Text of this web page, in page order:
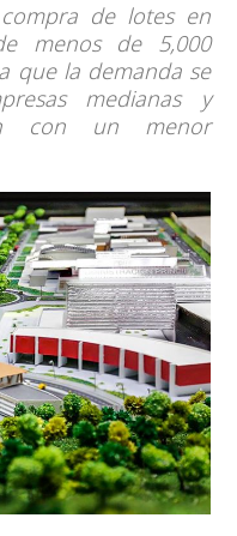
de lotes en
menos de 5,000
que la demanda se
medianas y
con un menor